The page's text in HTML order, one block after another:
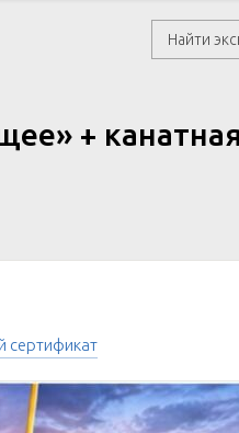
+
сертификат